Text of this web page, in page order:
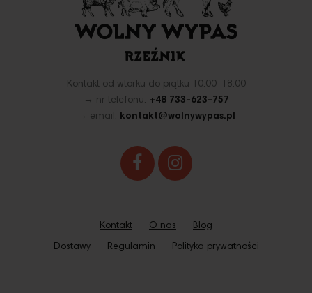
Kontakt od wtorku do piątku 10:00-18:00
→ nr telefonu: +48 733-623-757
→ email: kontakt@wolnywypas.pl
Kontakt O nas Blog
Dostawy Regulamin Polityka prywatności